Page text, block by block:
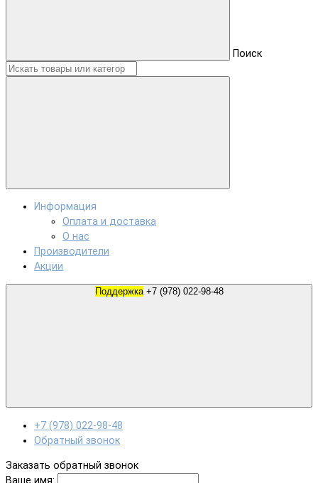
Поиск
Информация
Оплата и доставка
О нас
Производители
Акции
Поддержка +7 (978) 022-98-48
+7 (978) 022-98-48
Обратный звонок
Заказать обратный звонок